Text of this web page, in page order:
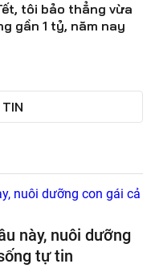
tôi bảo thẳng vừa
gần 1 tỷ, năm nay
này, nuôi dưỡng
tự tin